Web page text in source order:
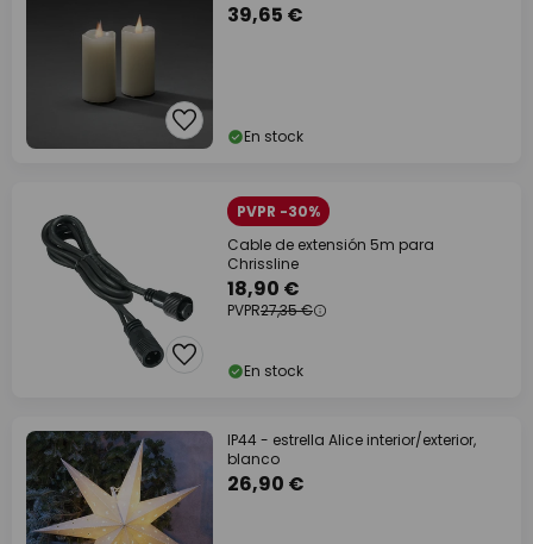
39,65 €
En stock
PVPR -30%
Cable de extensión 5m para
Chrissline
18,90 €
PVPR27,35 €
En stock
IP44 - estrella Alice interior/exterior,
blanco
26,90 €